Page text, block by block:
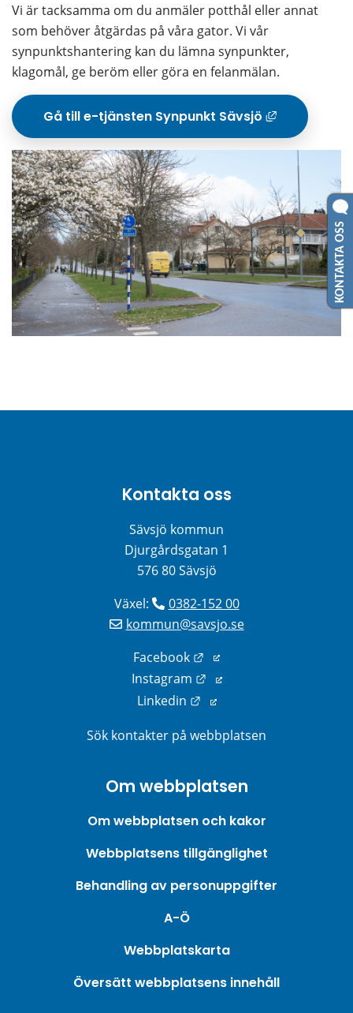
Vi är tacksamma om du anmäler potthål eller annat
som behöver åtgärdas på våra gator. Vi vår
synpunktshantering kan du lämna synpunkter,
klagomål, ge beröm eller göra en felanmälan.
Gå till e-tjänsten Synpunkt Sävsjö
Kontakta oss
Sävsjö kommun
Djurgårdsgatan 1
576 80 Sävsjö
Växel:
0382-152 00
kommun@savsjo.se
Facebook
Länk till annan
Instagram
Länk till annan
Linkedin
Länk till annan webbplats.
Sök kontakter på webbplatsen
Om webbplatsen
Om webbplatsen och kakor
Webbplatsens tillgänglighet
Behandling av personuppgifter
A-Ö
Webbplatskarta
Översätt webbplatsens innehåll
KONTAKTA OSS